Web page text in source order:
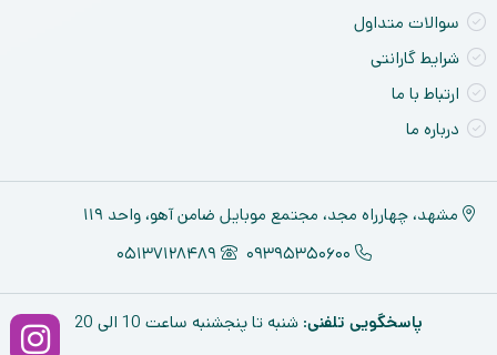
سوالات متداول
شرایط گارانتی
ارتباط با ما
درباره ما
مشهد، چهارراه مجد، مجتمع موبایل ضامن آهو، واحد ۱۱۹
09395350600
05137128489
پاسخگویی تلفنی: شنبه تا پنجشنبه ساعت 10 الی 20